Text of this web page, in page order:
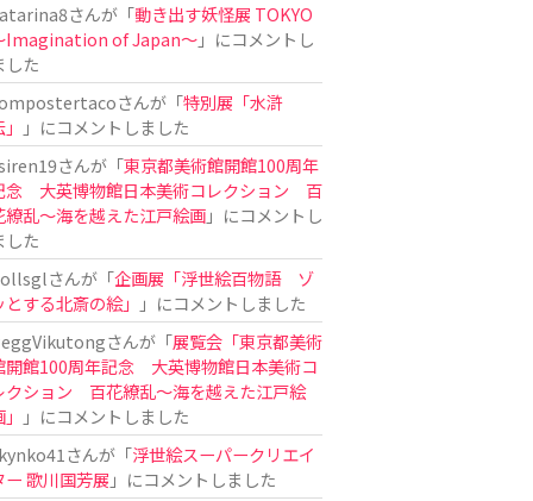
さんが「動き出す妖怪展 TOKYO
Imagination of Japan〜」にコメントし
した
さんが「特別展「水滸
」にコメントしました
さんが「東京都美術館開館100周年
念 大英博物館日本美術コレクション 百
繚乱～海を越えた江戸絵画」にコメントし
した
さんが「企画展「浮世絵百物語 ゾ
とする北斎の絵」
」にコメントしました
さんが「展覧会「東京都美術
開館100周年記念 大英博物館日本美術コ
クション 百花繚乱〜海を越えた江戸絵
」にコメントしました
さんが「浮世絵スーパークリエイ
ー 歌川国芳展 」にコメントしました